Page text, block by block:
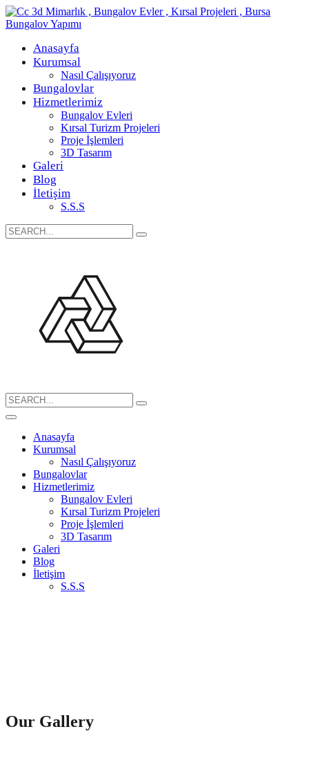
Anasayfa
Kurumsal
Nasıl Çalışıyoruz
Bungalovlar
Hizmetlerimiz
Bungalov Evleri
Kırsal Turizm Projeleri
Proje İşlemleri
3D Tasarım
Galeri
Blog
İletişim
S.S.S
Search
for:
Search
for:
Anasayfa
Kurumsal
Nasıl Çalışıyoruz
Bungalovlar
Hizmetlerimiz
Bungalov Evleri
Kırsal Turizm Projeleri
Proje İşlemleri
3D Tasarım
Galeri
Blog
İletişim
S.S.S
Our Gallery